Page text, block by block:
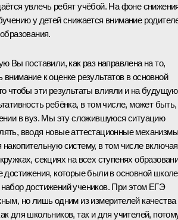
увлечь ребят учёбой. На фоне
у детей снижается внимание
Вы поставили, как раз направлена на то,
внимание к оценке результатов в основной
чтобы эти результаты влияли и на будущую
ребёнка, в том числе, может быть,
в вуз. Мы эту сложившуюся ситуацию
вводя новые аттестационные механизмы
накопительную систему, в том числе включая
секциях на всех ступенях
достижения, которые были в основной
достижений учеников. При этом ЕГЭ
но лишь одним из измерителей качества
для школьников, так и для учителей,